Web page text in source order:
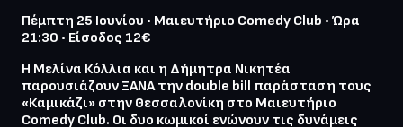
Πέμπτη 25 Ιουνίου • Μαιευτήριο Comedy Club • Ώρα
21:30 • Είσοδος 12€
Η Μελίνα Κόλλια και η Δήμητρα Νικητέα
παρουσιάζουν ΞΑΝΑ την double bill παράσταση τους
«Καμικάζι» στην Θεσσαλονίκη στο Μαιευτήριο
Comedy Club. Οι δυο κωμικοί ενώνουν τις δυνάμεις